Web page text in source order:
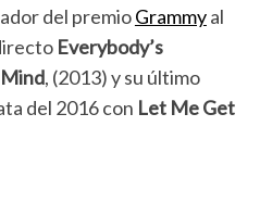
del premioGrammyal
Everybody’s
, (2013) y su último
del 2016 con Let Me Get